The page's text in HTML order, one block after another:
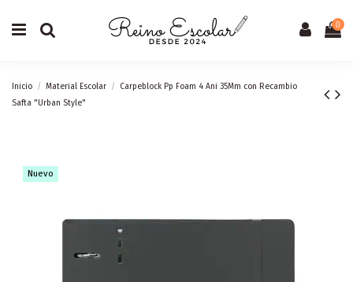
0
Inicio Material Escolar
Carpeblock Pp Foam 4 Ani 35Mm con Recambio
Safta "Urban Style"
Nuevo